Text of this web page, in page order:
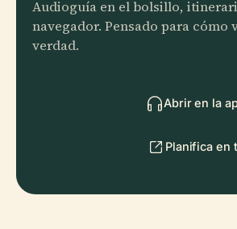
Audioguía en el bolsillo,
navegador. Pensado para cómo
verdad.
Abrir en la
Planifica en